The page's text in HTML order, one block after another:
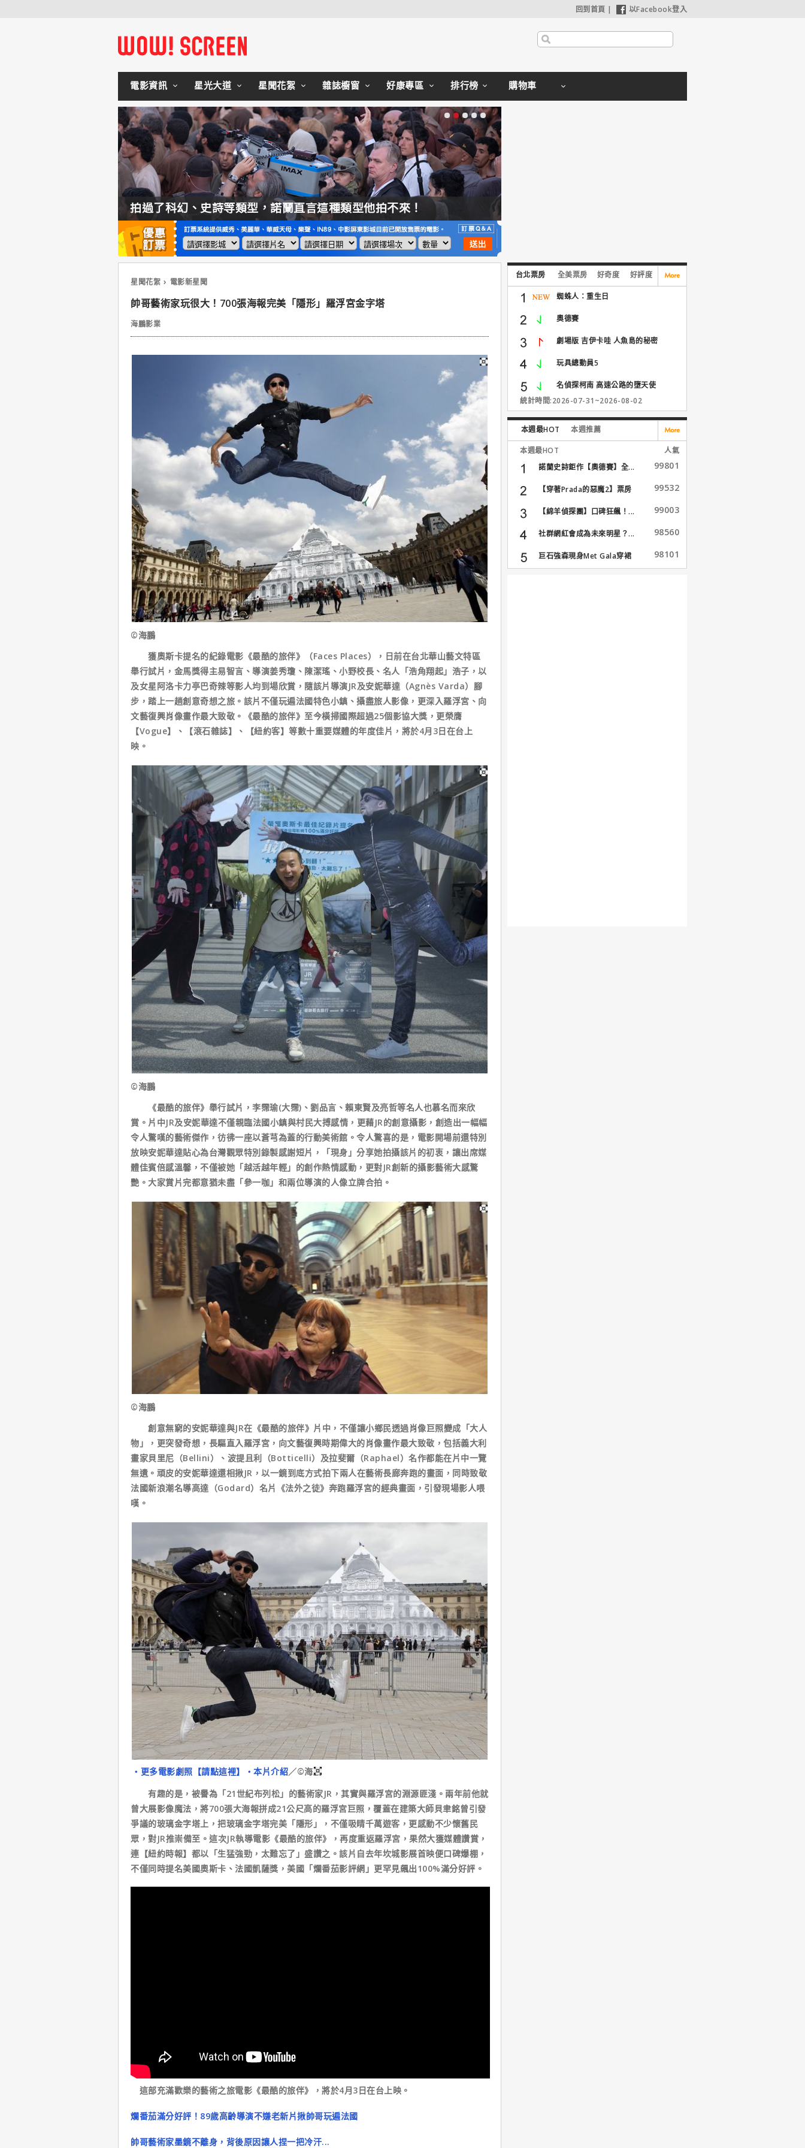
回到首頁 | 以Facebook登入
電影資訊 星光大道 星聞花絮 雜誌櫥窗 好康專區 排行榜 購物車
拍過了科幻、史詩等類型，諾蘭直言這種類型他拍不來！
星聞花絮 電影新星聞
帥哥藝術家玩很大！700張海報完美「隱形」羅浮宮金字塔
海鵬影業
©海鵬
獲奧斯卡提名的紀錄電影《最酷的旅伴》（Faces Places），日前在台北華山藝文特區
舉行試片，金馬獎得主易智言、導演姜秀瓊、陳潔瑤、小野校長、名人「浩角翔起」浩子，以
及女星阿洛卡力亭巴奇辣等影人均到場欣賞，隨該片導演JR及安妮華達（Agnès Varda）腳
步，踏上一趟創意奇想之旅。該片不僅玩遍法國特色小鎮、攝盡旅人影像，更深入羅浮宮、向
文藝復興肖像畫作最大致敬。《最酷的旅伴》至今橫掃國際超過25個影協大獎，更榮膺
【Vogue】、【滾石雜誌】、【紐約客】等數十重要媒體的年度佳片，將於4月3日在台上
映。
©海鵬
《最酷的旅伴》舉行試片，李霈瑜(大霈)、劉品言、賴東賢及亮哲等名人也慕名而來欣
賞。片中JR及安妮華達不僅親臨法國小鎮與村民大搏感情，更藉JR的創意攝影，創造出一幅幅
令人驚嘆的藝術傑作，彷彿一座以蒼芎為蓋的行動美術館。令人驚喜的是，電影開場前還特別
放映安妮華達貼心為台灣觀眾特別錄製感謝短片，「現身」分享她拍攝該片的初衷，讓出席媒
體佳賓倍感溫馨，不僅被她「越活越年輕」的創作熱情感動，更對JR創新的攝影藝術大感驚
艷。大家賞片完都意猶未盡「參一咖」和兩位導演的人像立牌合拍。
©海鵬
創意無窮的安妮華達與JR在《最酷的旅伴》片中，不僅讓小鄉民透過肖像巨照變成「大人
物」，更突發奇想，長驅直入羅浮宮，向文藝復興時期偉大的肖像畫作最大致敬，包括義大利
畫家貝里尼（Bellini）、波提且利（Botticelli）及拉斐爾（Raphael）名作都能在片中一覽
無遺。頑皮的安妮華達還相揪JR，以一鏡到底方式拍下兩人在藝術長廊奔跑的畫面，同時致敬
法國新浪潮名導高達（Godard）名片《法外之徒》奔跑羅浮宮的經典畫面，引發現場影人喂
嘆。
‧更多電影劇照【請點這裡】 ‧本片介紹／©海鵬
有趣的是，被譽為「21世紀布列松」的藝術家JR，其實與羅浮宮的淵源匪淺。兩年前他就
曾大展影像魔法，將700張大海報拼成21公尺高的羅浮宮巨照，覆蓋在建築大師貝聿銘曾引發
爭議的玻璃金字塔上，把玻璃金字塔完美「隱形」，不僅吸睛千萬遊客，更感動不少懷舊民
眾，對JR推崇備至。這次JR執導電影《最酷的旅伴》，再度重返羅浮宮，果然大獲媒體讚賞，
連【紐約時報】都以「生猛強勁，太難忘了」盛讚之。該片自去年坎城影展首映便口碑爆棚，
不僅同時提名美國奧斯卡、法國凱薩獎，美國「爛番茄影評網」更罕見飆出100%滿分好評。
這部充滿歡樂的藝術之旅電影《最酷的旅伴》，將於4月3日在台上映。
爛番茄滿分好評！89歲高齡導演不嫌老新片揪帥哥玩遍法國
帥哥藝術家墨鏡不離身，背後原因讓人捏一把冷汗...
台北票房 全美票房 好奇度 好評度
蜘蛛人：重生日
奧德賽
劇場版 吉伊卡哇 人魚島的秘密
玩具總動員5
名偵探柯南 高速公路的墮天使
統計時間:2026-07-31~2026-08-02
本週最HOT 本週推薦
本週最HOT
人氣
諾蘭史詩鉅作【奧德賽】全...
99801
【穿著Prada的惡魔2】票房
99532
【綿羊偵探團】口碑狂飆！... 99003
社群網紅會成為未來明星？... 98560
巨石強森現身Met Gala穿裙
子...
98101